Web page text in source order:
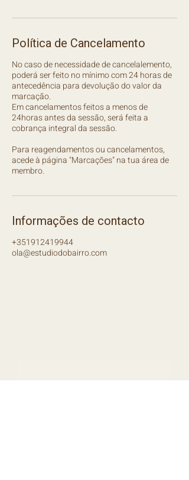
Política de Cancelamento
No caso de necessidade de cancelalemento,
poderá ser feito no mínimo com 24 horas de
antecedência para devolução do valor da
marcação.
Em cancelamentos feitos a menos de
24horas antes da sessão, será feita a
cobrança integral da sessão.
Para reagendamentos ou cancelamentos,
acede à página "Marcações" na tua área de
membro.
Informações de contacto
+351912419944
ola@estudiodobairro.com